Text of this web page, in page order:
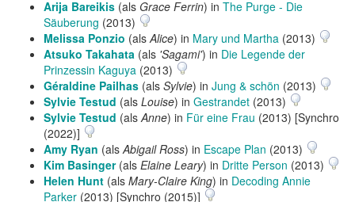
Arija Bareikis (als Grace Ferrin) in The Purge - Die
Säuberung (2013)
Melissa Ponzio (alsAlice) in Mary und Martha (2013)
Atsuko Takahata (als 'Sagami') in Die Legende der
Prinzessin Kaguya (2013)
Géraldine Pailhas (als Sylvie) in Jung & schön (2013)
Sylvie Testud (als Louise) in Gestrandet (2013)
Sylvie Testud (alsAnne) in Für eine Frau (2013) [Synchro
(2022)]
Amy Ryan (alsAbigail Ross) in Escape Plan (2013)
Kim Basinger(als Elaine Leary) in Dritte Person (2013)
Helen Hunt (als Mary-Claire King) in Decoding Annie
Parker (2013) [Synchro (2015)]